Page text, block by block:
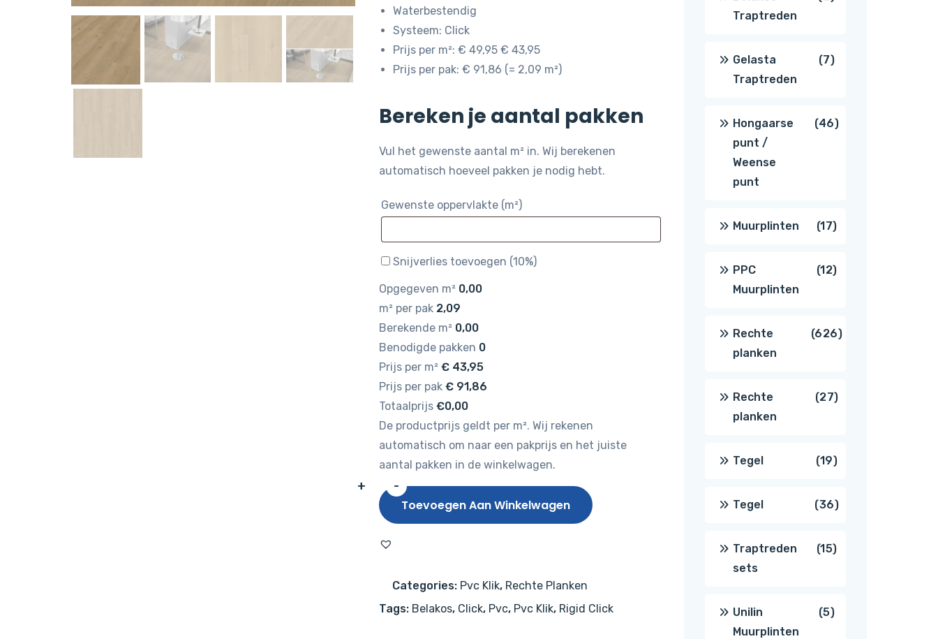
Waterbestendig
Systeem: Click
Prijs per m²: € 49,95 € 43,95
Prijs per pak: € 91,86 (= 2,09 m²)
Bereken je aantal pakken
Vul het gewenste aantal m² in. Wij berekenen
automatisch hoeveel pakken je nodig hebt.
Gewenste oppervlakte (m²)
Snijverlies toevoegen (10%)
Opgegeven m² 0,00
m² per pak 2,09
Berekende m² 0,00
Benodigde pakken 0
Prijs per m² €43,95
Prijs per pak €91,86
Totaalprijs €0,00
De productprijs geldt per m². Wij rekenen
automatisch om naar een pakprijs en het juiste
aantal pakken in de winkelwagen.
-
Belakos
Attico
Rigid
PVC
aantal
+
Toevoegen Aan Winkelwagen
Categories: Pvc Klik, Rechte Planken
Tags: Belakos, Click, Pvc, Pvc Klik, Rigid Click
Traptreden
Gelasta
Traptreden
77
Hongaarse
punt /
Weense
punt
4646
Muurplinten 1717
producten
PPC
Muurplinten
1212
Rechte
planken
626626
Rechte
planken
2727
Tegel 1919
producten
Tegel 3636
producten
Traptreden
sets
1515
Unilin
Muurplinten
55